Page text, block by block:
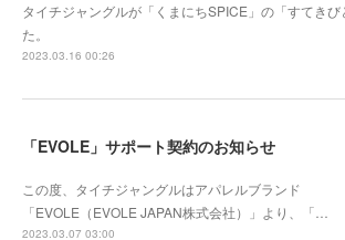
タイチジャングルが「くまにちSPICE」の「すてきび
た。
2023.03.16 00:26
「EVOLE」サポート契約のお知らせ
この度、タイチジャングルはアパレルブランド
「EVOLE（EVOLE JAPAN株式会社）」より、「…
2023.03.07 03:00